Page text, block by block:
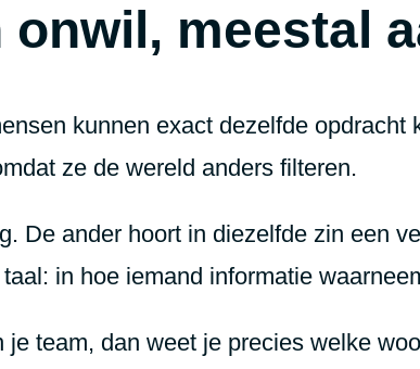
meestal
kunnen exact dezelfde
ze de wereld anders filteren.
De ander hoort in diezelfde zin een
in hoe iemand informatie
team, dan weet je precies welke